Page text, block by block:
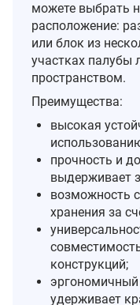
можете выбрать
расположение:
или блок из
участках палубы
пространством.
Преимущества:
высокая
прочность и
выдерживает
возможность
хранения за
конструкций;
удерживает